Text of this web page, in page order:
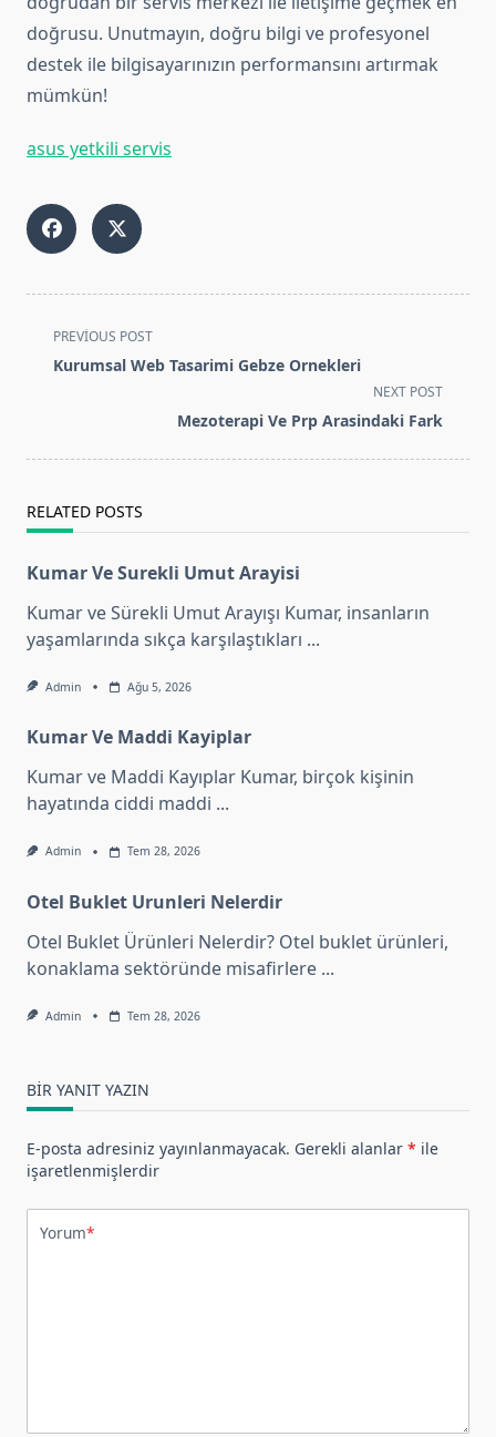
doğrusu. Unutmayın, doğru bilgi ve profesyonel
destek ile bilgisayarınızın performansını artırmak
mümkün!
asus yetkili servis
<span
class="nav-
text">Page</span>
PREVIOUS POST
Kurumsal Web Tasarimi Gebze Ornekleri
NEXT POST
Mezoterapi Ve Prp Arasindaki Fark
RELATED POSTS
Kumar Ve Surekli Umut Arayisi
Kumar ve Sürekli Umut Arayışı Kumar, insanların
yaşamlarında sıkça karşılaştıkları ...
Admin Ağu 5, 2026
Kumar Ve Maddi Kayiplar
Kumar ve Maddi Kayıplar Kumar, birçok kişinin
hayatında ciddi maddi ...
Admin Tem 28, 2026
Otel Buklet Urunleri Nelerdir
Otel Buklet Ürünleri Nelerdir? Otel buklet ürünleri,
konaklama sektöründe misafirlere ...
Admin Tem 28, 2026
BIR YANIT YAZIN
E-posta adresiniz yayınlanmayacak. Gerekli alanlar * ile
işaretlenmişlerdir
Yorum*